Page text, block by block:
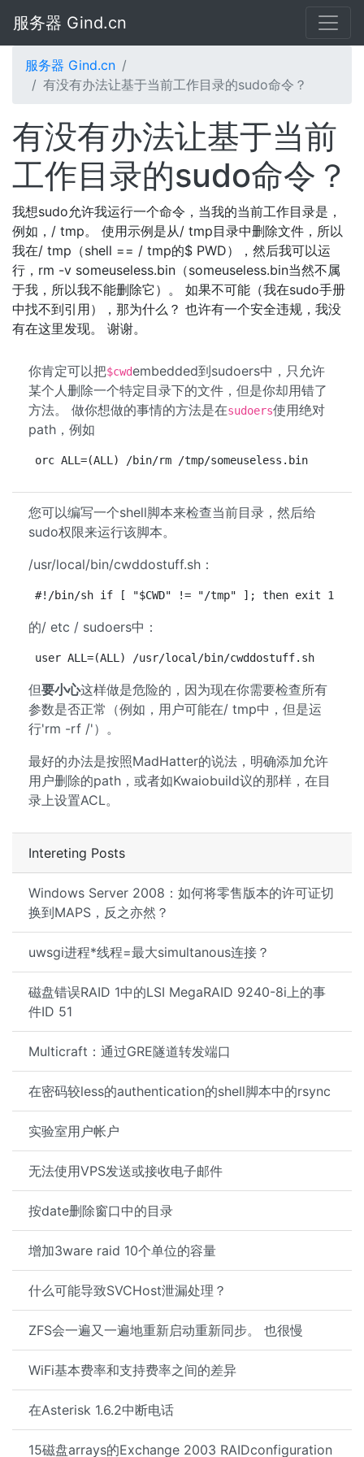
服务器 Gind.cn
服务器 Gind.cn
有没有办法让基于当前工作目录的sudo命令？
Intereting Posts
Windows Server 2008：如何将零售版本的许可证切
换到MAPS，反之亦然？
uwsgi进程*线程=最大simultanous连接？
磁盘错误RAID 1中的LSI MegaRAID 9240-8i上的事
件ID 51
Multicraft：通过GRE隧道转发端口
在密码较less的authentication的shell脚本中的rsync
实验室用户帐户
无法使用VPS发送或接收电子邮件
按date删除窗口中的目录
增加3ware raid 10个单位的容量
什么可能导致SVCHost泄漏处理？
ZFS会一遍又一遍地重新启动重新同步。 也很慢
WiFi基本费率和支持费率之间的差异
在Asterisk 1.6.2中断电话
15磁盘arrays的Exchange 2003 RAIDconfiguration
有没有办法让基于当前
工作目录的sudo命令？
我想sudo允许我运行一个命令，当我的当前工作目录是，
例如，/ tmp。 使用示例是从/ tmp目录中删除文件，所以
我在/ tmp（shell == / tmp的$ PWD），然后我可以运
行，rm -v someuseless.bin（someuseless.bin当然不属
于我，所以我不能删除它）。 如果不可能（我在sudo手册
中找不到引用），那为什么？ 也许有一个安全违规，我没
有在这里发现。 谢谢。
你肯定可以把$cwdembedded到sudoers中，只允许
某个人删除一个特定目录下的文件，但是你却用错了
方法。 做你想做的事情的方法是在sudoers使用绝对
path，例如
orc ALL=(ALL) /bin/rm /tmp/someuseless.bin
您可以编写一个shell脚本来检查当前目录，然后给
sudo权限来运行该脚本。
/usr/local/bin/cwddostuff.sh：
#!/bin/sh if [ "$CWD" != "/tmp" ]; then exit 1 fi
的/ etc / sudoers中：
user ALL=(ALL) /usr/local/bin/cwddostuff.sh
但要小心这样做是危险的，因为现在你需要检查所有
参数是否正常（例如，用户可能在/ tmp中，但是运
行'rm -rf /'）。
最好的办法是按照MadHatter的说法，明确添加允许
用户删除的path，或者如Kwaiobuild议的那样，在目
录上设置ACL。